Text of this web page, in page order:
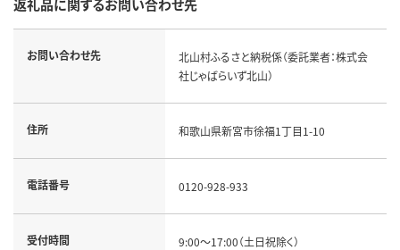
お問い合わせ先
北山村ふるさと納税係（委託業者：株式会
社じゃばらいず北山）
住所 和歌山県新宮市徐福1丁目1-10
電話番号 0120-928-933
受付時間 9:00～17:00（土日祝除く）